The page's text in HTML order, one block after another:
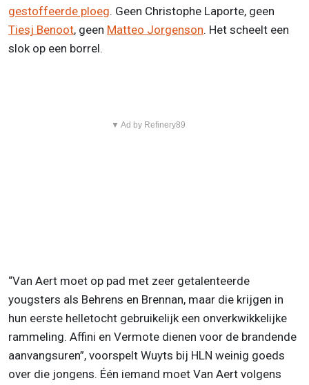
gestoffeerde ploeg. Geen Christophe Laporte, geen
Tiesj Benoot, geen Matteo Jorgenson. Het scheelt een
slok op een borrel.
▼ Ad by Refinery89
“Van Aert moet op pad met zeer getalenteerde
yougsters als Behrens en Brennan, maar die krijgen in
hun eerste helletocht gebruikelijk een onverkwikkelijke
rammeling. Affini en Vermote dienen voor de brandende
aanvangsuren”, voorspelt Wuyts bij HLN weinig goeds
over die jongens. Één iemand moet Van Aert volgens